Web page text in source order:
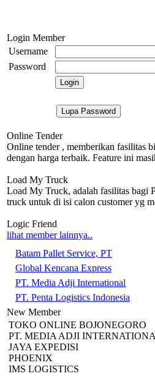
Login Member
Username
Password
Online Tender
Online tender , memberikan fasilitas
dengan harga terbaik. Feature ini
Load My Truck
Load My Truck, adalah fasilitas bagi
truck untuk di isi calon customer yg
Logic Friend
lihat member lainnya..
Batam Pallet Service, PT
Global Kencana Express
PT. Media Adji International
PT. Penta Logistics Indonesia
New Member
TOKO ONLINE BOJONEGORO
PT. MEDIA ADJI
JAYA EXPEDISI
PHOENIX
IMS LOGISTICS